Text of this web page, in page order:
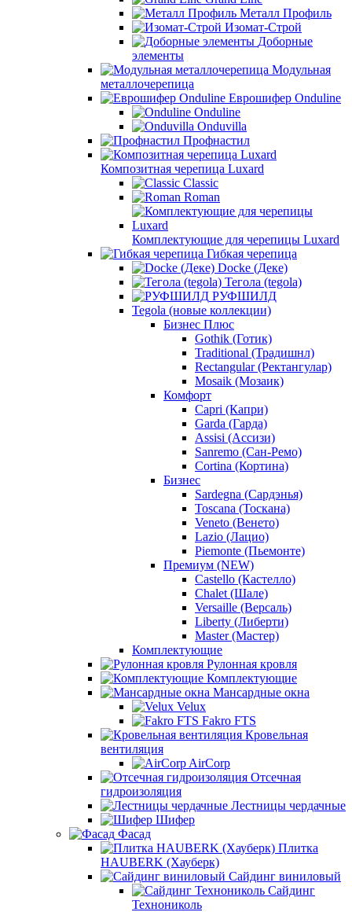
Металл Профиль
Изомат-Строй
Доборные
элементы
Модульная
металлочерепица
Еврошифер Onduline
Onduline
Onduvilla
Профнастил
Композитная черепица Luxard
Сlassic
Roman
Комплектующие для черепицы Luxard
Гибкая черепица
Docke (Деке)
Тегола (tegola)
РУФШИЛД
Tegola (новые коллекции)
Бизнес Плюс
Gothik (Готик)
Traditional (Традишнл)
Rectangular (Ректангулар)
Mosaik (Мозаик)
Комфорт
Capri (Капри)
Garda (Гарда)
Assisi (Ассизи)
Sanremo (Сан-Ремо)
Cortina (Кортина)
Бизнес
Sardegna (Сардэнья)
Toscana (Тоскана)
Veneto (Венето)
Lazio (Лацио)
Piemonte (Пьемонте)
Премиум (NEW)
Castello (Кастелло)
Chalet (Шале)
Versaille (Версаль)
Liberty (Либерти)
Master (Мастер)
Комплектующие
Рулонная кровля
Комплектующие
Мансардные окна
Velux
Fakro FTS
Кровельная
вентиляция
AirCorp
Отсечная
гидроизоляция
Лестницы чердачные
Шифер
Фасад
Плитка
HAUBERK (Хауберк)
Сайдинг виниловый
Сайдинг
Технониколь